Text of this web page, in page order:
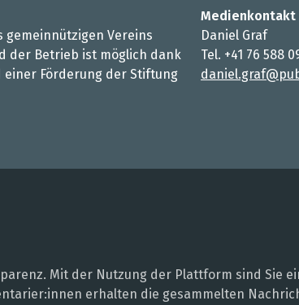
gemeinnützigen Vereins
der Betrieb ist möglich dank
Förderung der Stiftung
Medienkontakt
Daniel Graf
Tel. +41 76 588
Mit der Nutzung der Plattform sind Sie
erhalten die gesammelten